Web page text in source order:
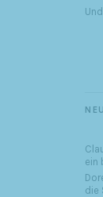
ein
die